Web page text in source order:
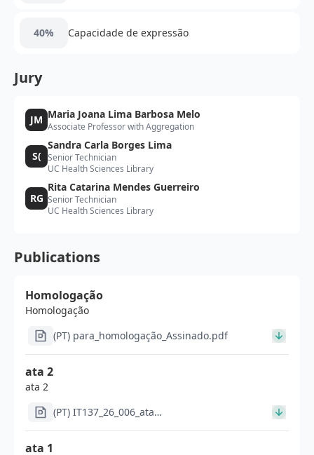
40% Capacidade de expressão
Jury
JM Maria Joana Lima Barbosa Melo
Associate Professor with Aggregation
S(
Sandra Carla Borges Lima
Senior Technician
UC Health Sciences Library
RG
Rita Catarina Mendes Guerreiro
Senior Technician
UC Health Sciences Library
Publications
Homologação
Homologação
(PT) para_homologação_Assinado.pdf
ata 2
ata 2
(PT) IT137_26_006_ata
ata 1